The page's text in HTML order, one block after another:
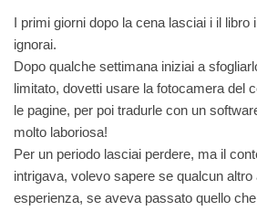
I primi giorni dopo la cena lasciai i il libro
ignorai.
Dopo qualche settimana iniziai a
limitato, dovetti usare la fotocamera del
le pagine, per poi tradurle con un
molto laboriosa!
Per un periodo lasciai perdere, ma il
intrigava, volevo sapere se qualcun
esperienza, se aveva passato quello